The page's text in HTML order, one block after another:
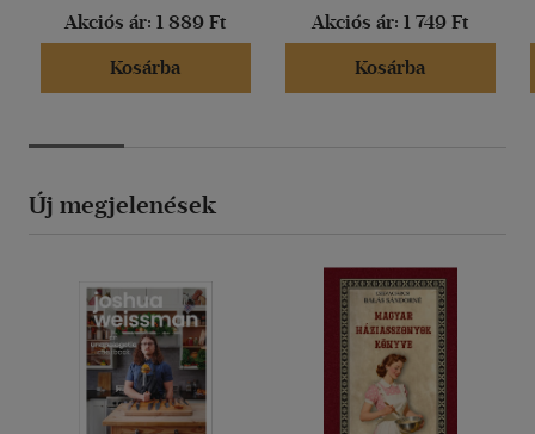
Akciós ár: 1 889 Ft
Kosárba
Akciós ár: 1 749 Ft
Kosárba
Új megjelenések